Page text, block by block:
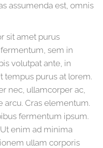
assumenda est, omnis
sit amet purus
sem in
volutpat ante, in
tempus purus at lorem.
nec, ullamcorper ac,
arcu. Cras elementum.
fermentum ipsum.
enim ad minima
ullam corporis